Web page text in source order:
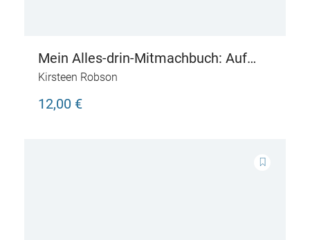
Mein Alles-drin-Mitmachbuch: Auf
dem Bauernhof
Kirsteen Robson
12,00 €